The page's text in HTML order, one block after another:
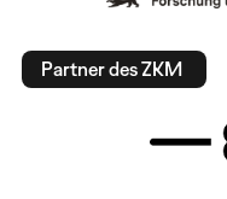
Partner des ZKM